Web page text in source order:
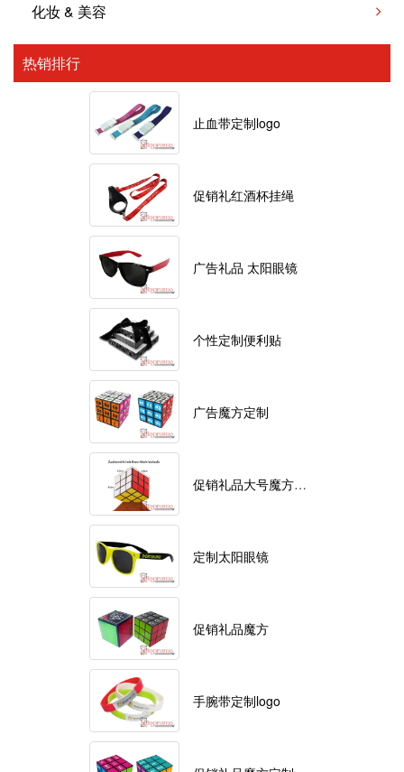
化妆 & 美容
热销排行
止血带定制logo
促销礼红酒杯挂绳
广告礼品 太阳眼镜
个性定制便利贴
广告魔方定制
促销礼品大号魔方定制logo
定制太阳眼镜
促销礼品魔方
手腕带定制logo